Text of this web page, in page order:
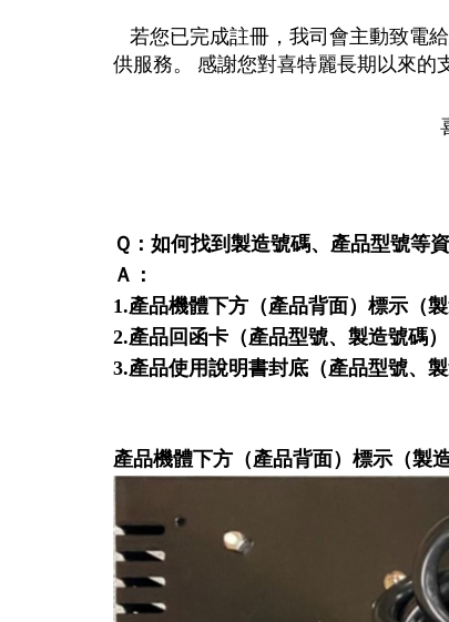
若您已完成註冊，我司會主動致電
供服務。
感謝您對喜特麗長期以來的
喜特麗國際股份
Ｑ：如何找到製造號碼、產品型號等
Ａ：
1.產品機體下方（產品背面）標示（
2.產品回函卡（產品型號、製造號碼）
3.產品使用說明書封底（產品型號、製
產品機體下方（產品背面）標示（製